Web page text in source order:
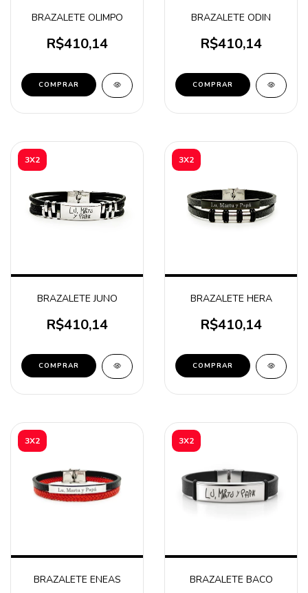
BRAZALETE OLIMPO
R$410,14
COMPRAR
BRAZALETE ODIN
R$410,14
COMPRAR
3X2
BRAZALETE JUNO
R$410,14
COMPRAR
3X2
BRAZALETE HERA
R$410,14
COMPRAR
3X2
BRAZALETE ENEAS
3X2
BRAZALETE BACO